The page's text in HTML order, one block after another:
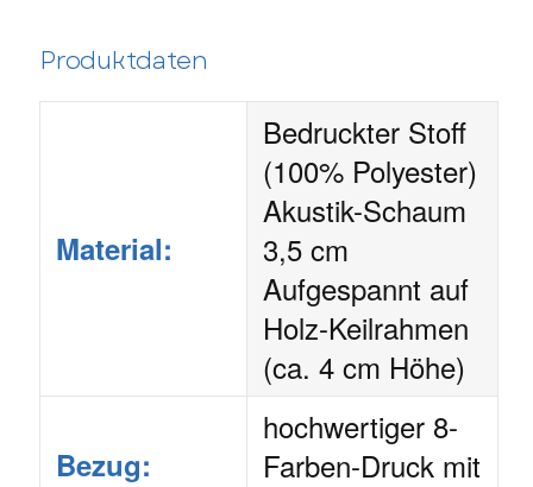
Produktdaten
Material:
Bedruckter Stoff
(100% Polyester)
Akustik-Schaum
3,5 cm
Aufgespannt auf
Holz-Keilrahmen
(ca. 4 cm Höhe)
Bezug:
hochwertiger 8-
Farben-Druck mit